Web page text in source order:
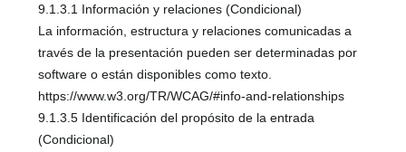
9.1.3.1 Información y relaciones (Condicional)
La información, estructura y relaciones comunicadas a
través de la presentación pueden ser determinadas por
software o están disponibles como texto.
https://www.w3.org/TR/WCAG/#info-and-relationships
9.1.3.5 Identificación del propósito de la entrada
(Condicional)